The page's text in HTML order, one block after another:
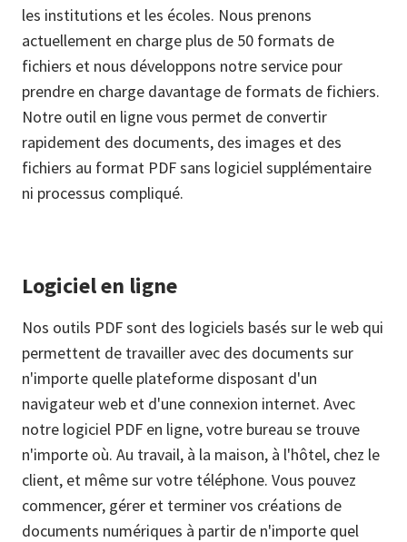
les institutions et les écoles. Nous prenons
actuellement en charge plus de 50 formats de
fichiers et nous développons notre service pour
prendre en charge davantage de formats de fichiers.
Notre outil en ligne vous permet de convertir
rapidement des documents, des images et des
fichiers au format PDF sans logiciel supplémentaire
ni processus compliqué.
Logiciel en ligne
Nos outils PDF sont des logiciels basés sur le web qui
permettent de travailler avec des documents sur
n'importe quelle plateforme disposant d'un
navigateur web et d'une connexion internet. Avec
notre logiciel PDF en ligne, votre bureau se trouve
n'importe où. Au travail, à la maison, à l'hôtel, chez le
client, et même sur votre téléphone. Vous pouvez
commencer, gérer et terminer vos créations de
documents numériques à partir de n'importe quel